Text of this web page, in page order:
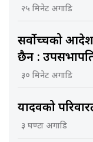
२५ मिनेट अगाडि
सर्वोच्चको
छैन :
३० मिनेट अगाडि
यादवको
३ घण्टा अगाडि